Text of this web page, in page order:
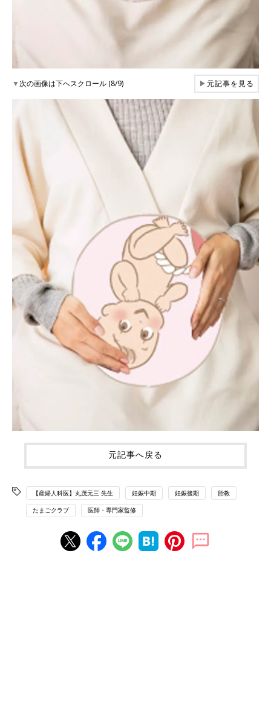
▼次の画像は下へスクロール (8/9) ▶元記事を見る
元記事へ戻る
【産婦人科医】丸茂元三 先生 妊娠中期 妊娠後期 胎教
たまごクラブ 医師・専門家監修